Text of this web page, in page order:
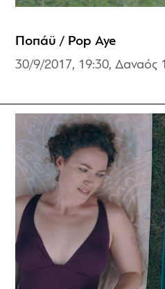
Ποπάϋ / Pop Aye
30/9/2017, 19:30, Δαναός 1